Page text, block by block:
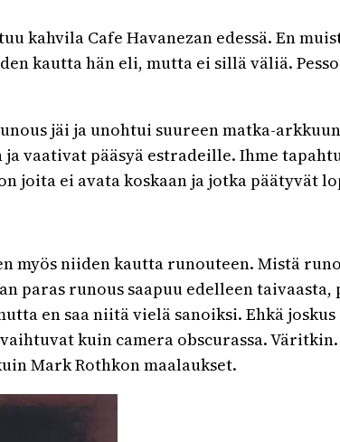
kahvila Cafe Havanezan edessä. En
kautta hän eli, mutta ei sillä väliä.
jäi ja unohtui suureen matka-
vaativat pääsyä estradeille. Ihme
joita ei avata koskaan ja jotka päätyvät
niiden kautta runouteen. Mistä
paras runous saapuu edelleen
en saa niitä vielä sanoiksi. Ehkä
kuin camera obscurassa.
Mark Rothkon maalaukset.